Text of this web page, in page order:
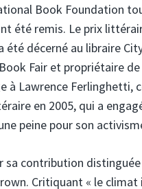
Book Foundation
été remis. Le prix
décerné au libraire
Fair et propriétaire
à Lawrence
en 2005, qui a
peine pour son
contribution
Critiquant « le